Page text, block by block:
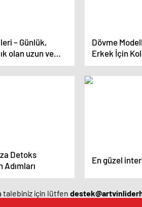
– Günlük,
olan uzun ve
Dövme
Erkek İçin
Yazı Dövme
Detoks
Adımları
En güzel
talebiniz için lütfen